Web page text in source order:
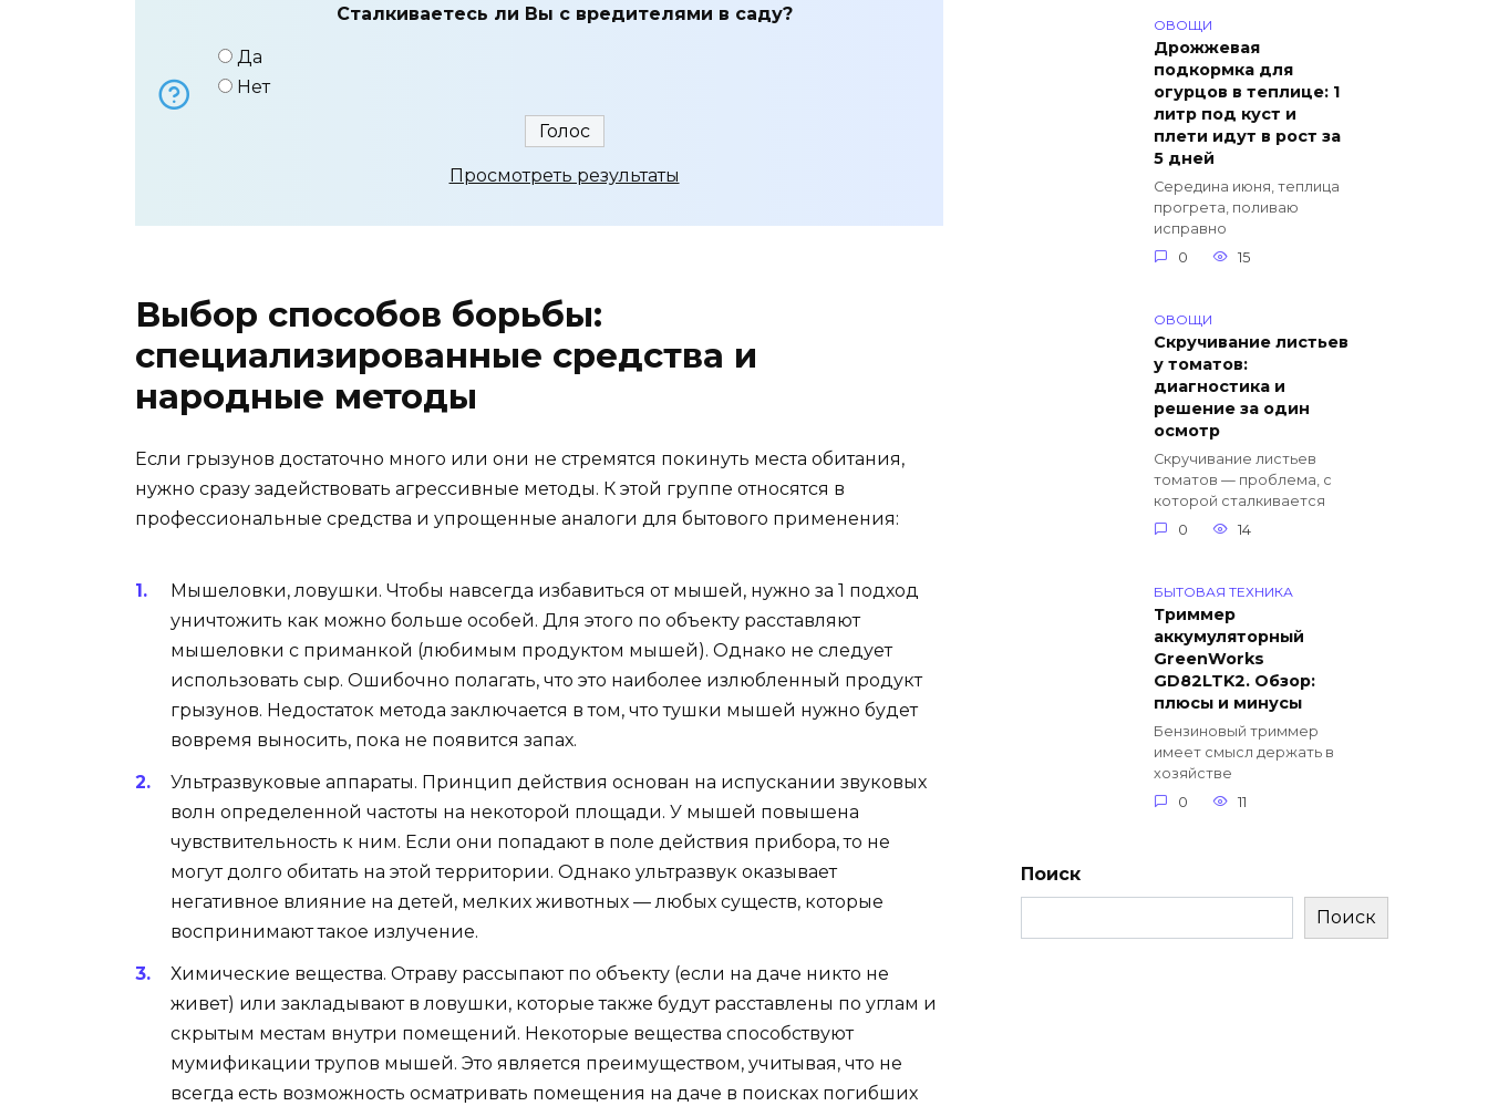
Сталкиваетесь ли Вы с вредителями в саду?
Да
Нет
Просмотреть результаты
Выбор способов борьбы:
специализированные средства и
народные методы
Если грызунов достаточно много или они не стремятся покинуть места обитания,
нужно сразу задействовать агрессивные методы. К этой группе относятся в
профессиональные средства и упрощенные аналоги для бытового применения:
Мышеловки, ловушки. Чтобы навсегда избавиться от мышей, нужно за 1 подход
уничтожить как можно больше особей. Для этого по объекту расставляют
мышеловки с приманкой (любимым продуктом мышей). Однако не следует
использовать сыр. Ошибочно полагать, что это наиболее излюбленный продукт
грызунов. Недостаток метода заключается в том, что тушки мышей нужно будет
вовремя выносить, пока не появится запах.
Ультразвуковые аппараты. Принцип действия основан на испускании звуковых
волн определенной частоты на некоторой площади. У мышей повышена
чувствительность к ним. Если они попадают в поле действия прибора, то не
могут долго обитать на этой территории. Однако ультразвук оказывает
негативное влияние на детей, мелких животных — любых существ, которые
воспринимают такое излучение.
Химические вещества. Отраву рассыпают по объекту (если на даче никто не
живет) или закладывают в ловушки, которые также будут расставлены по углам и
скрытым местам внутри помещений. Некоторые вещества способствуют
мумификации трупов мышей. Это является преимуществом, учитывая, что не
всегда есть возможность осматривать помещения на даче в поисках погибших
ОВОЩИ
Дрожжевая
подкормка для
огурцов в теплице: 1
литр под куст и
плети идут в рост за
5 дней
Середина июня, теплица
прогрета, поливаю
исправно
0
15
ОВОЩИ
Скручивание листьев
у томатов:
диагностика и
решение за один
осмотр
Скручивание листьев
томатов — проблема, с
которой сталкивается
0
14
БЫТОВАЯ ТЕХНИКА
Триммер
аккумуляторный
GreenWorks
GD82LTK2. Обзор:
плюсы и минусы
Бензиновый триммер
имеет смысл держать в
хозяйстве
0
11
Поиск
Поиск